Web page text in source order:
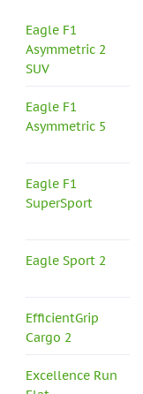
Eagle F1
Asymmetric 2
SUV
Eagle F1
Asymmetric 5
Eagle F1
SuperSport
Eagle Sport 2
EfficientGrip
Cargo 2
Excellence Run